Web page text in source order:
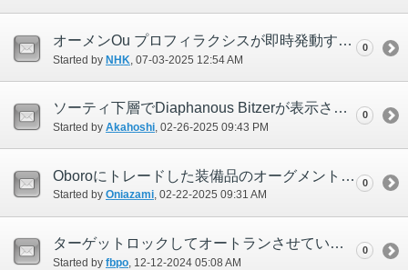
オーメンOu プロフィラクシスが即時発動する（2回目）
Started by NHK ‎, 07-03-2025 12:54 AM
0
ソーティ下層でDiaphanous Bitzerが表示されない
Started by Akahoshi‎, 02-26-2025 09:43 PM
0
Oboroにトレードした装備品のオーグメントが消えた
Started by Oniazami‎, 02-22-2025 09:31 AM
0
ターゲットロックしてオートランさせていると、ターゲットロックが外れる
Started by fbpo ‎, 12-12-2024 05:08 AM
0